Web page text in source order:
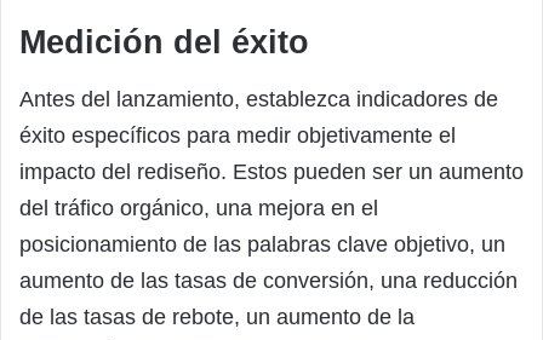
Medición del éxito
Antes del lanzamiento, establezca indicadores de
éxito específicos para medir objetivamente el
impacto del rediseño. Estos pueden ser un aumento
del tráfico orgánico, una mejora en el
posicionamiento de las palabras clave objetivo, un
aumento de las tasas de conversión, una reducción
de las tasas de rebote, un aumento de la